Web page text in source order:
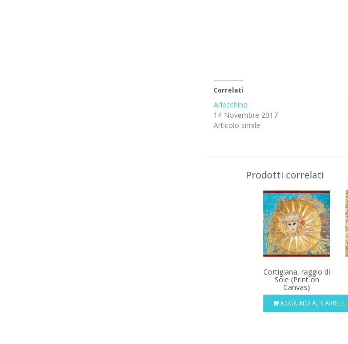
Correlati
Arlecchino
14 Novembre 2017
Articolo simile
Prodotti correlati
Cortigiana, raggio di
Sole (Print on
Canvas)
AGGIUNGI AL CARRELLO